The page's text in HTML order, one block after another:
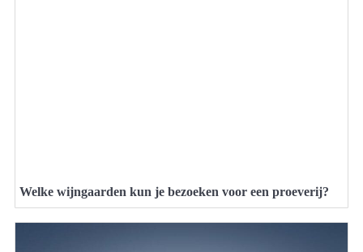
Welke wijngaarden kun je bezoeken voor een proeverij?